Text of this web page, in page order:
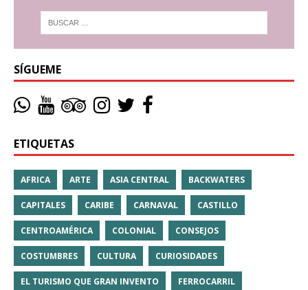
SÍGUEME
ETIQUETAS
AFRICA ARTE ASIA CENTRAL BACKWATERS
CAPITALES CARIBE CARNAVAL CASTILLO
CENTROAMÉRICA COLONIAL CONSEJOS
COSTUMBRES CULTURA CURIOSIDADES
EL TURISMO QUE GRAN INVENTO FERROCARRIL